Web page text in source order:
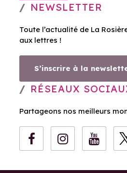
NEWSLETTER
Toute l’actualité de La
aux lettres !
S’inscrire à la
RÉSEAUX
Partageons nos meilleurs